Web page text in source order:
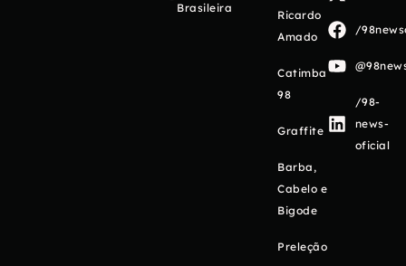
Brasileira
Ricardo
Amado
Catimba
98
Graffite
Barba,
Cabelo e
Bigode
Preleção
/
/98-
news-
oficial